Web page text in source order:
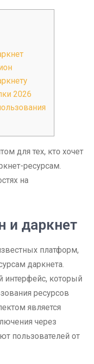
2026
для тех, кто хочет
ресурсам.
на
и даркнет
платформ,
даркнета.
интерфейс, который
ресурсов
является
через
пользователей от